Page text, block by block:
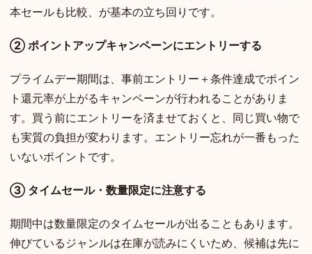
本セールも比較、が基本の立ち回りです。
② ポイントアップキャンペーンにエントリーする
プライムデー期間は、事前エントリー＋条件達成でポイン
ト還元率が上がるキャンペーンが行われることがありま
す。買う前にエントリーを済ませておくと、同じ買い物で
も実質の負担が変わります。エントリー忘れが一番もった
いないポイントです。
③ タイムセール・数量限定に注意する
期間中は数量限定のタイムセールが出ることもあります。
伸びているジャンルは在庫が読みにくいため、候補は先に